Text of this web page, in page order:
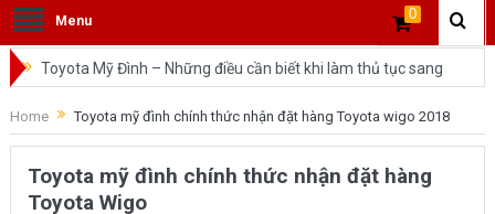
Menu 0
Toyota Mỹ Đình – Những điều cần biết khi làm thủ tục sang
tên ô tô trong cùng tỉnh.
So sánh Toyota Veloz Cross và Toyota Innova: Nên chọn xe
nào?
Home Toyota mỹ đình chính thức nhận đặt hàng Toyota wigo 2018
Toyota mỹ đình chính thức nhận đặt hàng
Toyota Wigo